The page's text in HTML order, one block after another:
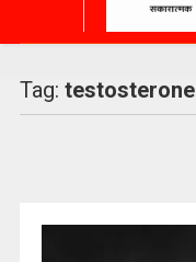
Tag: testosterone